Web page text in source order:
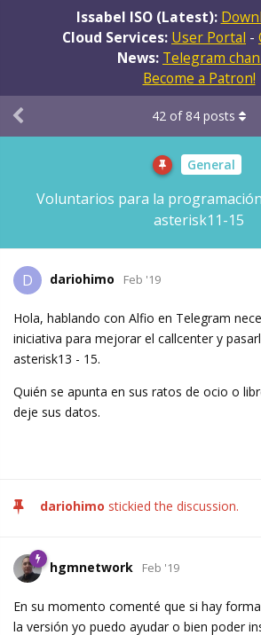
Issabel ISO (Latest):
Cloud Services: User Portal -
News: Telegram
Become a Patron!
General
Voluntarios para la
asterisk11-15
42 of 84 posts
D dariohimo Feb '19
Hola, hablando con Alfio en Telegram
iniciativa para mejorar el callcenter y
asterisk13 - 15.
Quién se apunta en sus ratos de ocio o
deje sus datos.
dariohimo stickied the discussion.
hgmnetwork Feb '19
En su momento comenté que si hay
la versión yo puedo ayudar o bien poder